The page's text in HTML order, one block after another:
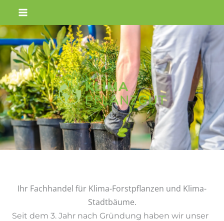
Inhalt
springen
Ihr Fachhandel für Klima-Forstpflanzen und Klima-
Stadtbäume.
Seit dem 3. Jahr nach Gründung haben wir unser